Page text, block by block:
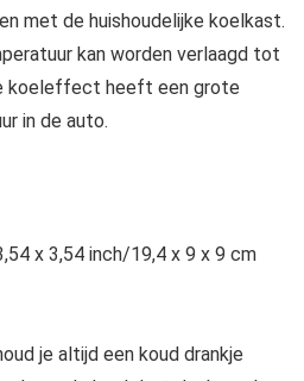
met de huishoudelijke koelkast.
kan worden verlaagd tot
koeleffect heeft een grote
in de auto.
x 3,54 inch/19,4 x 9 x 9 cm
je altijd een koud drankje